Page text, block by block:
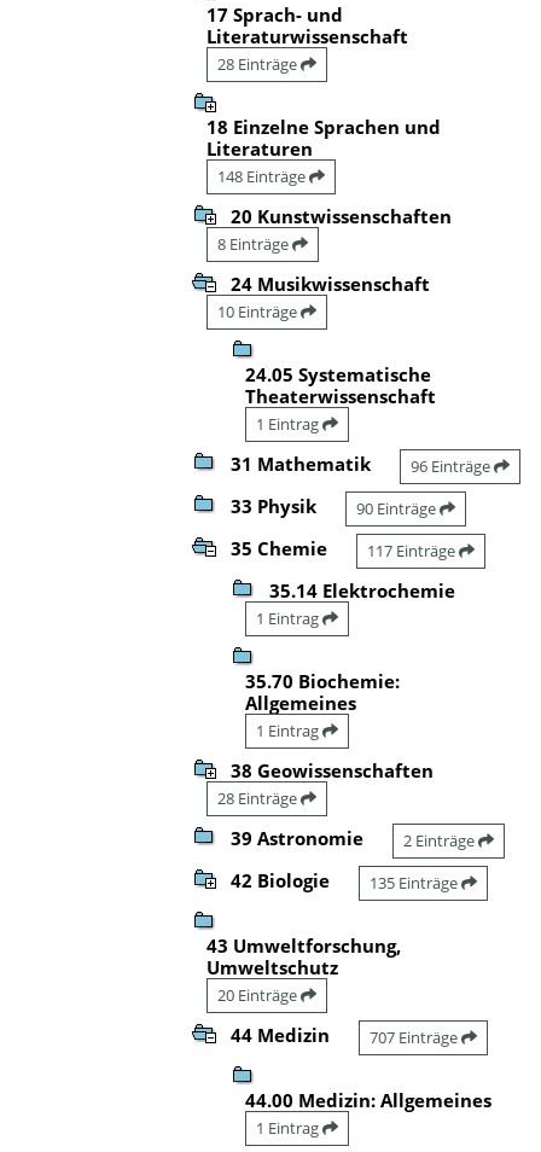
17 Sprach- und
Literaturwissenschaft
28 Einträge
18 Einzelne Sprachen und
Literaturen
148 Einträge
20 Kunstwissenschaften
8 Einträge
24 Musikwissenschaft
10 Einträge
24.05 Systematische
Theaterwissenschaft
1 Eintrag
31 Mathematik 96 Einträge
33 Physik 90 Einträge
35 Chemie 117 Einträge
35.14 Elektrochemie
1 Eintrag
35.70 Biochemie:
Allgemeines
1 Eintrag
38 Geowissenschaften
28 Einträge
39 Astronomie 2 Einträge
42 Biologie 135 Einträge
43 Umweltforschung,
Umweltschutz
20 Einträge
44 Medizin 707 Einträge
44.00 Medizin: Allgemeines
1 Eintrag